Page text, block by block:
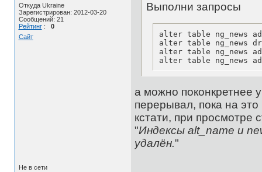
Откуда Ukraine
Зарегистрирован: 2012-03-20
Сообщений: 21
Рейтинг: 0
Сайт
Выполни запросы
alter table ng_news
alter table ng_news
alter table ng_news
alter table ng_news
а можно поконкретнее
перерывал, пока на это
кстати, при просмотре
"Индексы alt_name и
удалён."
Не в сети